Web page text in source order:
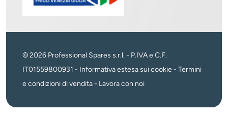
© 2026 Professional Spares s.r.l. - P.IVA e C.F.
IT01559800931 - Informativa estesa sui cookie - Termini
e condizioni di vendita- Lavora con noi